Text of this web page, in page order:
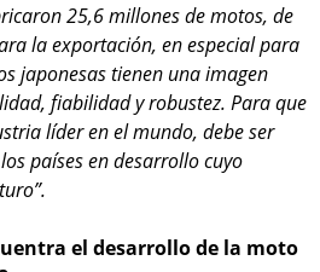
25,6 millones de motos, de
la exportación, en especial para
japonesas tienen una imagen
fiabilidad y robustez. Para que
líder en el mundo, debe ser
países en desarrollo cuyo
el desarrollo de la moto